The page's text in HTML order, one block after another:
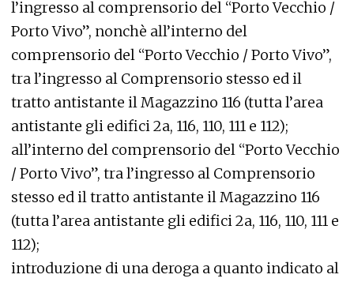
l’ingresso al comprensorio del “Porto Vecchio /
Porto Vivo”, nonchè all’interno del
comprensorio del “Porto Vecchio / Porto Vivo”,
tra l’ingresso al Comprensorio stesso ed il
tratto antistante il Magazzino 116 (tutta l’area
antistante gli edifici 2a, 116, 110, 111 e 112);
all’interno del comprensorio del “Porto Vecchio
/ Porto Vivo”, tra l’ingresso al Comprensorio
stesso ed il tratto antistante il Magazzino 116
(tutta l’area antistante gli edifici 2a, 116, 110, 111 e
112);
introduzione di una deroga a quanto indicato al